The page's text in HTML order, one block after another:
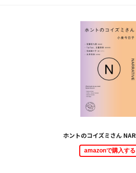
ホントのコイズミさん
amazonで購入する